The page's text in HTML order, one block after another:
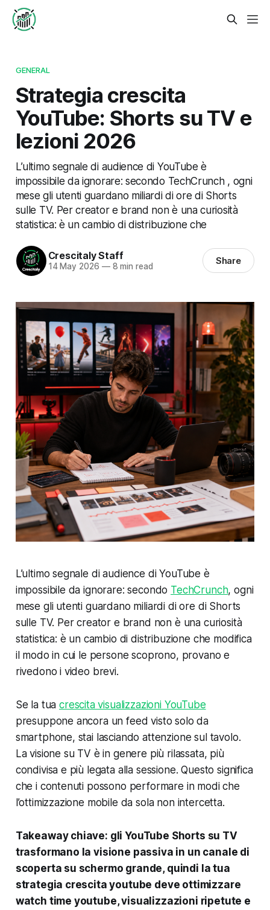
GENERAL
Strategia crescita
YouTube: Shorts su TV e
lezioni 2026
L’ultimo segnale di audience di YouTube è
impossibile da ignorare: secondo TechCrunch , ogni
mese gli utenti guardano miliardi di ore di Shorts
sulle TV. Per creator e brand non è una curiosità
statistica: è un cambio di distribuzione che
Crescitaly Staff
14 May 2026 —8 min read Share
L’ultimo segnale di audience di YouTube è
impossibile da ignorare: secondo TechCrunch, ogni
mese gli utenti guardano miliardi di ore di Shorts
sulle TV. Per creator e brand non è una curiosità
statistica: è un cambio di distribuzione che modifica
il modo in cui le persone scoprono, provano e
rivedono i video brevi.
Se la tuacrescita visualizzazioni YouTube
presuppone ancora un feed visto solo da
smartphone, stai lasciando attenzione sul tavolo.
La visione su TV è in genere più rilassata, più
condivisa e più legata alla sessione. Questo significa
che i contenuti possono performare in modi che
l’ottimizzazione mobile da sola non intercetta.
Takeaway chiave: gli YouTube Shorts su TV
trasformano la visione passiva in un canale di
scoperta su schermo grande, quindi la tua
strategia crescita youtube deve ottimizzare
watch time youtube, visualizzazioni ripetute e